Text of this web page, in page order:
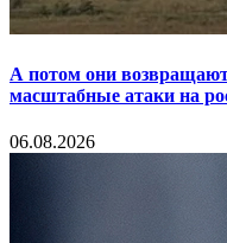
А потом они
масштабные атаки на
06.08.2026